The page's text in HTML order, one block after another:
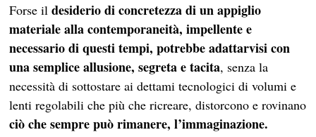
Forse ildesiderio di concretezza di un appiglio
materiale alla contemporaneità, impellente e
necessario di questi tempi, potrebbe adattarvisi con
una semplice allusione, segreta e tacita, senza la
necessità di sottostare ai dettami tecnologici di volumi e
lenti regolabili che più che ricreare, distorcono e rovinano
ciò che sempre può rimanere, l’immaginazione.